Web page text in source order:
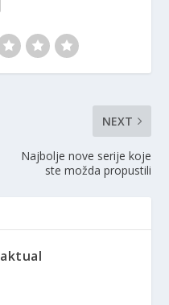
NEXT
Najbolje nove serije koje
ste možda propustili
aktual